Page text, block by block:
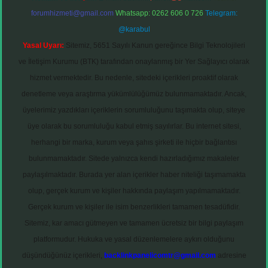
forumhizmeti@gmail.com Whatsapp: 0262 606 0 726 Telegram:
@karabul
Yasal Uyarı: Sitemiz, 5651 Sayılı Kanun gereğince Bilgi Teknolojileri
ve İletişim Kurumu (BTK) tarafından onaylanmış bir Yer Sağlayıcı olarak
hizmet vermektedir. Bu nedenle, sitedeki içerikleri proaktif olarak
denetleme veya araştırma yükümlülüğümüz bulunmamaktadır. Ancak,
üyelerimiz yazdıkları içeriklerin sorumluluğunu taşımakta olup, siteye
üye olarak bu sorumluluğu kabul etmiş sayılırlar. Bu internet sitesi,
herhangi bir marka, kurum veya şahıs şirketi ile hiçbir bağlantısı
bulunmamaktadır. Sitede yalnızca kendi hazırladığımız makaleler
paylaşılmaktadır. Burada yer alan içerikler haber niteliği taşımamakta
olup, gerçek kurum ve kişiler hakkında paylaşım yapılmamaktadır.
Gerçek kurum ve kişiler ile isim benzerlikleri tamamen tesadüfidir.
Sitemiz, kar amacı gütmeyen ve tamamen ücretsiz bir bilgi paylaşım
platformudur. Hukuka ve yasal düzenlemelere aykırı olduğunu
düşündüğünüz içerikleri, backlinkpanelicomtr@gmail.com adresine